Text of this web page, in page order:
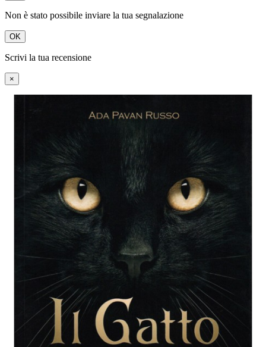
Non è stato possibile inviare la tua segnalazione
OK
Scrivi la tua recensione
×